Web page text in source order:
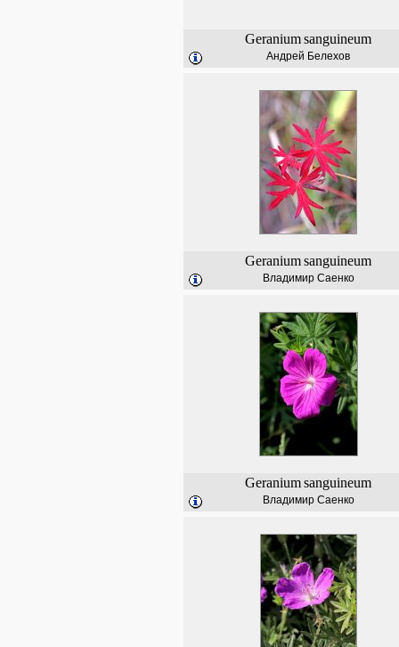
Geraniumsanguineum
Андрей Белехов
Geraniumsanguineum
Владимир Саенко
Geraniumsanguineum
Владимир Саенко